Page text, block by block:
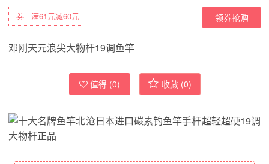
满61元减60元
券 领券抢购
邓刚天元浪尖大物杆19调鱼竿
值得 (0) 收藏 (0)